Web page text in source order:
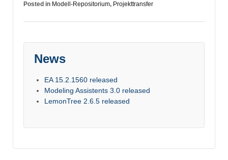
Posted in Modell-Repositorium, Projekttransfer
News
EA 15.2.1560 released
Modeling Assistents 3.0 released
LemonTree 2.6.5 released